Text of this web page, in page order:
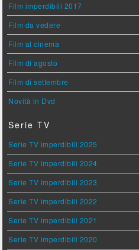
Film imperdibili 2017
Film da vedere
Film al cinema
Film di agosto
Film di settembre
Novità in Dvd
Serie TV
Serie TV imperdibili 2025
Serie TV imperdibili 2024
Serie TV imperdibili 2023
Serie TV imperdibili 2022
Serie TV imperdibili 2021
Serie TV imperdibili 2020